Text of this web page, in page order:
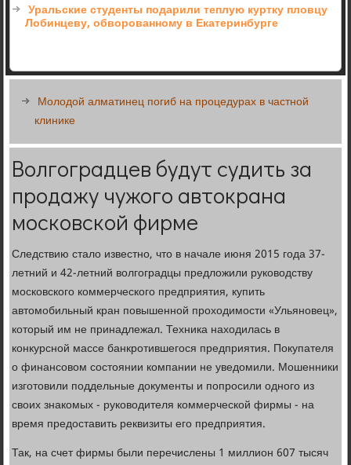
Уральские студенты подарили теплую куртку пловцу
Лобинцеву, обворованному в Екатеринбурге
Молодой алматинец погиб на процедурах в частной
клинике
Волгоградцев будут судить за
продажу чужого автокрана
московской фирме
Следствию стало известно, что в начале июня 2015 года 37-
летний и 42-летний волгоградцы предложили руководству
московского коммерческого предприятия, купить
автомобильный кран повышенной проходимости «Ульяновец»,
который им не принадлежал. Техника находилась в
конкурсной массе банкротившегося предприятия. Покупателя
о финансовом состоянии компании не уведомили. Мошенники
изготовили поддельные документы и попросили одного из
своих знакомых - руководителя коммерческой фирмы - на
время предоставить реквизиты его предприятия.
Так, на счет фирмы были перечислены 1 миллион 607 тысяч